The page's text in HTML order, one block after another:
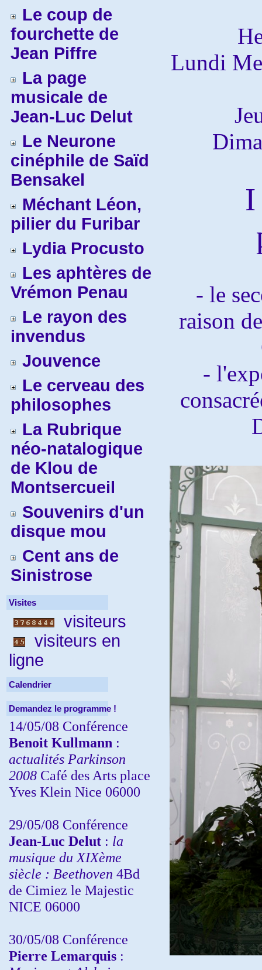
Le coup de
fourchette de
Jean Piffre
La page
musicale de
Jean-Luc Delut
Le Neurone
cinéphile de Saïd
Bensakel
Méchant Léon,
pilier du Furibar
Lydia Procusto
Les aphtères de
Vrémon Penau
Le rayon des
invendus
Jouvence
Le cerveau des
philosophes
La Rubrique
néo-natalogique
de Klou de
Montsercueil
Souvenirs d'un
disque mou
Cent ans de
Sinistrose
Visites
visiteurs
visiteurs en
ligne
Calendrier
Demandez le programme !
14/05/08 Conférence
Benoit Kullmann :
actualités Parkinson
2008 Café des Arts place
Yves Klein Nice 06000
29/05/08 Conférence
Jean-Luc Delut : la
musique du XIXème
siècle : Beethoven 4Bd
de Cimiez le Majestic
NICE 06000
30/05/08 Conférence
Pierre Lemarquis :
Lundi
I
- le
raison
-